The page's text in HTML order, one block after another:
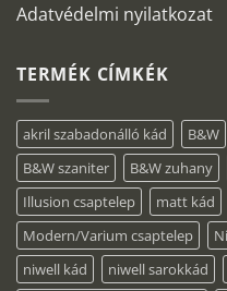
Adatvédelmi nyilatkozat
TERMÉK CÍMKÉK
akril szabadonálló kád B&W
B&W szaniter
B&W zuhany
Illusion csaptelep
matt kád
Modern/Varium csaptelep
niwell kád
niwell sarokkád